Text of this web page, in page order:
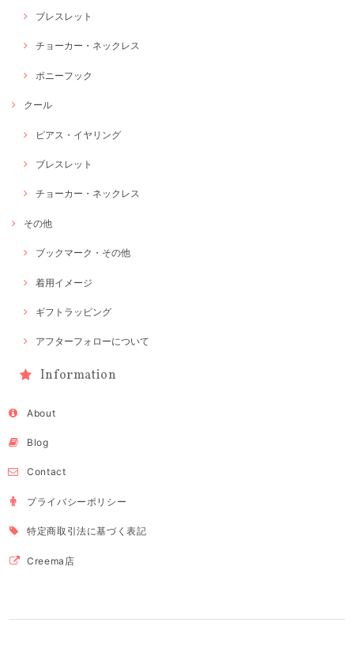
ブレスレット
チョーカー・ネックレス
ポニーフック
クール
ピアス・イヤリング
ブレスレット
チョーカー・ネックレス
その他
ブックマーク・その他
着用イメージ
ギフトラッピング
アフターフォローについて
Information
About
Blog
Contact
プライバシーポリシー
特定商取引法に基づく表記
Creema店